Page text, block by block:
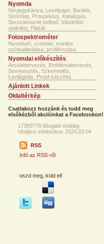
Nyomda
Névjegykártya, Levélpapír, Boríték,
Szórólap, Prospektus, Katalógus,
Sorszámozott belépő, Vásárlási
utalvány, Plakát
Fotospektrométer
Nyomtató, scanner, monitor
színkalibrálása, profilírozása
Nyomdai előkészítés
Arculattervezés, Emblématervezés,
Szerkesztés, Szkennelés,
Levilágítás, Proof-készítés
Ajánlott Linkek
Oldaltérkép
Csatlakozz hozzánk és tudd meg
elsőkézből akcióinkat a Facebookon!
17393778 látogató ezidáig
Utoljára módosítva: 2024.03.04
RSS
Infó az RSS-ről
oszd meg, küld el!